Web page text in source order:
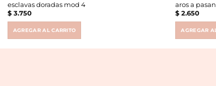
esclavas doradas mod 4
$3.750
AGREGAR AL CARRITO
aros a
$ 2.650
AGREGAR